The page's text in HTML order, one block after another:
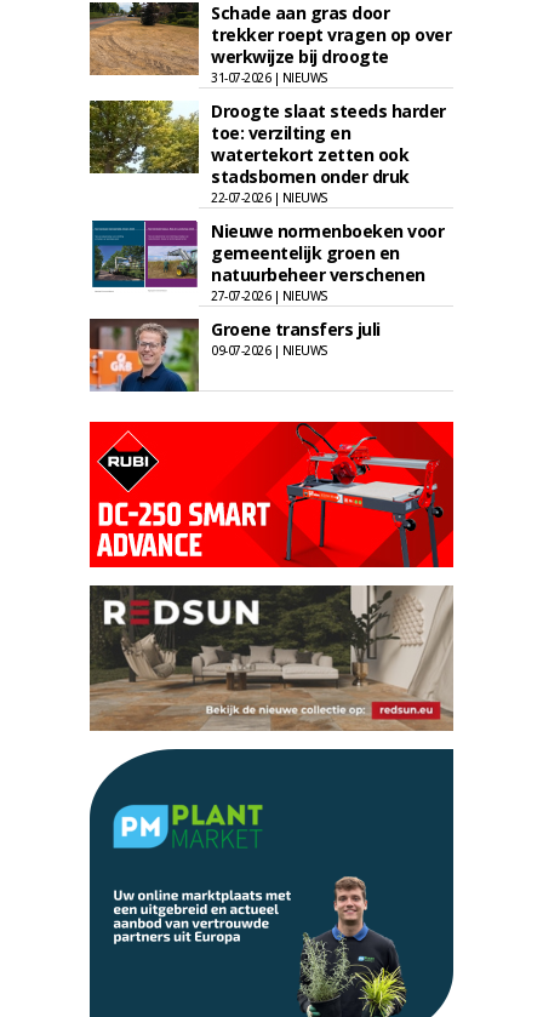
Schade aan gras door
trekker roept vragen op over
werkwijze bij droogte
31-07-2026 | NIEUWS
Droogte slaat steeds harder
toe: verzilting en
watertekort zetten ook
stadsbomen onder druk
22-07-2026 | NIEUWS
Nieuwe normenboeken voor
gemeentelijk groen en
natuurbeheer verschenen
27-07-2026 | NIEUWS
Groene transfers juli
09-07-2026 | NIEUWS